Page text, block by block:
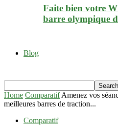
Faite bien votre
barre olympique
Blog
Home Comparatif Amenez vos
meilleures barres de traction...
Comparatif